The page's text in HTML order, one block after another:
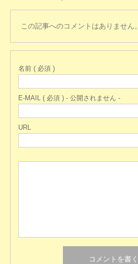
この記事へのコメントはありません。
名前 ( 必須 )
E-MAIL ( 必須 ) - 公開されません -
URL